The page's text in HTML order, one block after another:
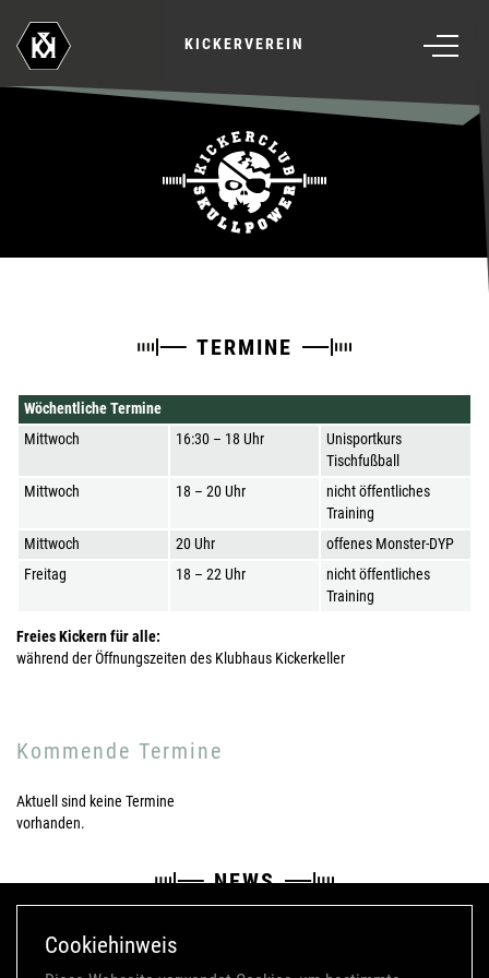
KICKERVEREIN
TERMINE
Wöchentliche Termine
Mittwoch
16:30 – 18 Uhr
Unisportkurs
Tischfußball
Mittwoch
18 – 20 Uhr
nicht öffentliches
Training
Mittwoch
20 Uhr
offenes Monster-DYP
Freitag
18 – 22 Uhr
nicht öffentliches
Training
Freies Kickern für alle:
während der Öffnungszeiten des Klubhaus Kickerkeller
Kommende Termine
Aktuell sind keine Termine
vorhanden.
NEWS
Cookiehinweis